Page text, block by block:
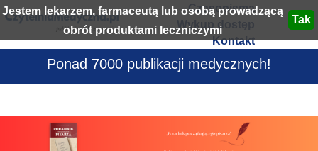
Jestem lekarzem, farmaceutą lub osobą prowadzącą
obrót produktami leczniczymi
Czasopisma
Wykup dostęp
Kontakt
Ponad 7000 publikacji medycznych!